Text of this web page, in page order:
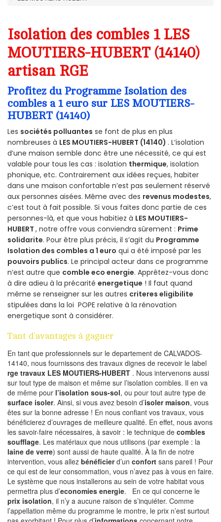
Isolation des combles 1 LES
MOUTIERS-HUBERT (14140)
artisan RGE
Profitez du Programme Isolation des
combles a 1 euro sur LES MOUTIERS-
HUBERT (14140)
Les sociétés polluantes se font de plus en plus
nombreuses à LES MOUTIERS-HUBERT (14140) . L’isolation
d’une maison semble donc être une nécessité, ce qui est
valable pour tous les cas : isolation thermique, isolation
phonique, etc. Contrairement aux idées reçues, habiter
dans une maison confortable n’est pas seulement réservé
aux personnes aisées. Même avec des revenus modestes,
c’est tout à fait possible. Si vous faites donc partie de ces
personnes-là, et que vous habitiez à LES MOUTIERS-
HUBERT , notre offre vous conviendra sûrement : Prime
solidarite. Pour être plus précis, il s’agit du Programme
Isolation des combles a 1 euro qui a été imposé par les
pouvoirs publics. Le principal acteur dans ce programme
n’est autre que comble eco energie. Apprêtez-vous donc
à dire adieu à la précarité energetique ! Il faut quand
même se renseigner sur les autres criteres eligibilite
stipulées dans la loi POPE relative à la rénovation
energetique sont à considérer.
Tant d’avantages à gagner
En tant que professionnels sur le departement de CALVADOS-
14140, nous fournissons des travaux dignes de recevoir le label
rge travaux LES MOUTIERS-HUBERT . Nous intervenons aussi
sur tout type de maison et même sur l’isolation combles. Il en va
de même pour l’isolation sous-sol, ou pour tout autre type de
surface isoler. Ainsi, si vous avez besoin d’isoler maison, vous
êtes sur la bonne adresse ! En nous confiant vos travaux, vous
bénéficierez d’ouvrages de meilleure qualité. En effet, nous avons
les savoir-faire nécessaires, à savoir : le technique de combles
soufflage. Les matériaux que nous utilisons (par exemple : la
laine de verre) sont aussi de haute qualité. À la fin de notre
intervention, vous allez bénéficierd’un confort sans pareil ! Pour
ce qui est de leur consommation, vous n’avez pas à vous en faire.
Le système que nous installerons au sein de votre habitat vous
permettra plus d’economies energie. En ce qui concerne le
prix isolation, il n’y a aucune raison de s’inquiéter. Comme
l’appellation même du programme le montre, le prix n’est surtout